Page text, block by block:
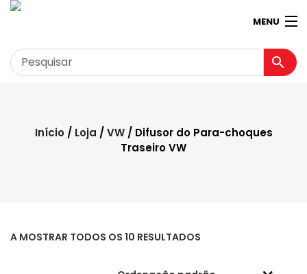
MENU
Início/ Loja / VW/ Difusor do Para-choques
Traseiro VW
A MOSTRAR TODOS OS 10 RESULTADOS